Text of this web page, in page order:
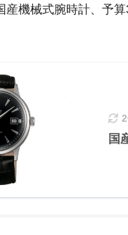
産機械式腕時計、予
国